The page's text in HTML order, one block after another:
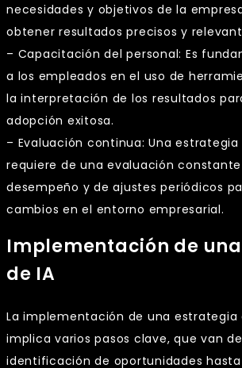
necesidades y objetivos de la
obtener resultados precisos y
– Capacitación del personal: Es
a los empleados en el uso de
la interpretación de los resultados
adopción exitosa.
– Evaluación continua: Una estrategia
requiere de una evaluación
desempeño y de ajustes periódicos
cambios en el entorno empresarial.
Implementación de
de IA
La implementación de una estrategia
implica varios pasos clave, que van
identificación de oportunidades